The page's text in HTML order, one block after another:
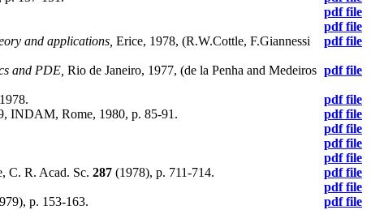
pdf file
pdf file
and applications, Erice, 1978, (R.W.Cottle, F.Giannessi
pdf file
and PDE, Rio de Janeiro, 1977, (de la Penha and Medeiros pdf file
pdf file
INDAM, Rome, 1980, p. 85-91.
pdf file
pdf file
pdf file
pdf file
C. R. Acad. Sc. 287 (1978), p. 711-714.
pdf file
pdf file
p. 153-163.
pdf file